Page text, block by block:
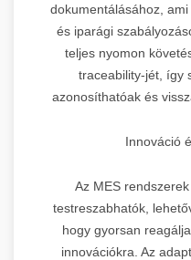
dokumentálásához,
és iparági
teljes nyomon
traceability-jét, így
azonosíthatóak és
Innováció
Az MES
testreszabhatók,
hogy gyorsan
innovációkra. Az